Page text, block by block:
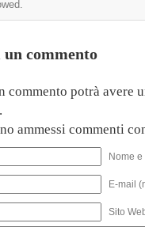
commento
commento potrà avere
ammessi commenti
Nome
E-mail
Sito